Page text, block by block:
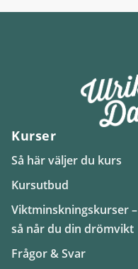
Kurser
Så här väljer du kurs
Kursutbud
Viktminskningskurser –
så når du din drömvikt
Frågor & Svar